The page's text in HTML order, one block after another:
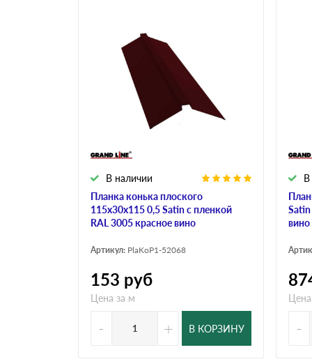
Планка конька плоского
115х30х115 0,5 Satin с пленкой
RAL 3005 красное вино
В наличии
Артикул: PlaKoP1-52068
153 руб
Цена за м
- + В КОРЗИНУ
вино
В
-